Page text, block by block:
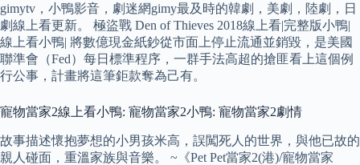
gimytv，小鴨影音，劇迷網gimy最及時的韓劇，美劇，陸劇，日
劇線上看更新。 極盜戰 Den of Thieves 2018線上看|完整版小鴨|
線上看小鴨| 將數億現金紙鈔從市面上停止流通並銷毀，是美國
聯準會（Fed）每日標準程序，一群手法高超的搶匪看上這個例
行公事，計畫將這筆鉅款奪為己有。
寵物當家2線上看小鴨: 寵物當家2小鴨: 寵物當家2劇情
故事描述懷抱夢想的小男孩米高，誤闖死人的世界，與他已故的
親人碰面，重溫家族與音樂。 ~《Pet Pet當家2(港)/寵物當家